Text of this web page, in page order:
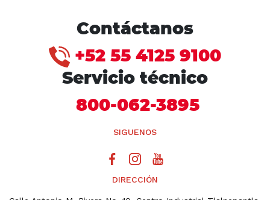
Contáctanos
+52 55 4125 9100
Servicio técnico
800-062-3895
SIGUENOS
DIRECCIÓN